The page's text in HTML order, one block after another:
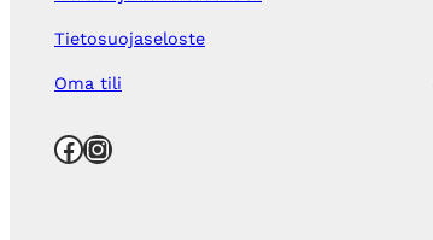
Tietosuojaseloste
Oma tili
Facebook Instagram